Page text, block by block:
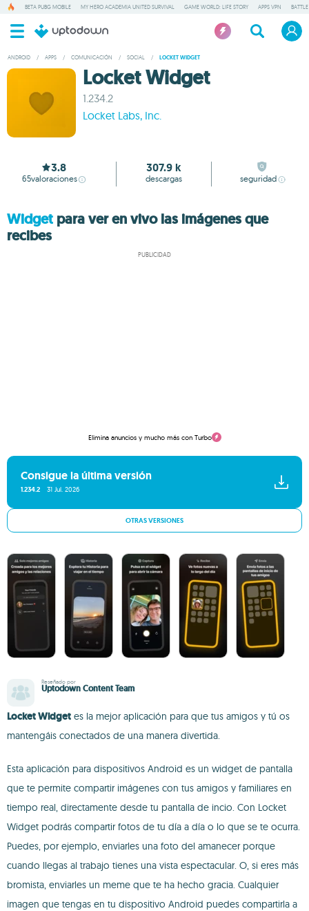
BETA PUBG MOBILE MY HERO ACADEMIA UNITED SURVIVAL GAME WORLD: LIFE STORY APPS VPN
ANDROID / APPS / COMUNICACIÓN / SOCIAL / LOCKET WIDGET
Locket Widget
1.234.2
Locket Labs, Inc.
3.8
65valoraciones
307.9 k
descargas seguridad
Widget para ver en vivo las imágenes que
recibes
PUBLICIDAD
Elimina anuncios y mucho más con Turbo
Consigue la última versión
1.234.2 31 Jul. 2026
OTRAS VERSIONES
Reseñado por
Uptodown Content Team
Locket Widget es la mejor aplicación para que tus amigos y tú os
mantengáis conectados de una manera divertida.
Esta aplicación para dispositivos Android es un widget de pantalla
que te permite compartir imágenes con tus amigos y familiares en
tiempo real, directamente desde tu pantalla de incio. Con Locket
Widget podrás compartir fotos de tu día a día o lo que se te ocurra.
Puedes, por ejemplo, enviarles una foto del amanecer porque
cuando llegas al trabajo tienes una vista espectacular. O, si eres más
bromista, enviarles un meme que te ha hecho gracia. Cualquier
imagen que tengas en tu dispositivo Android puedes compartirla a